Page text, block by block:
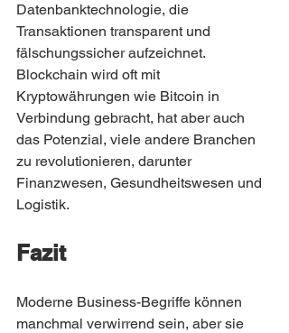
Datenbanktechnologie, die
Transaktionen transparent und
fälschungssicher aufzeichnet.
Blockchain wird oft mit
Kryptowährungen wie Bitcoin in
Verbindung gebracht, hat aber auch
das Potenzial, viele andere Branchen
zu revolutionieren, darunter
Finanzwesen, Gesundheitswesen und
Logistik.
Fazit
Moderne Business-Begriffe können
manchmal verwirrend sein, aber sie